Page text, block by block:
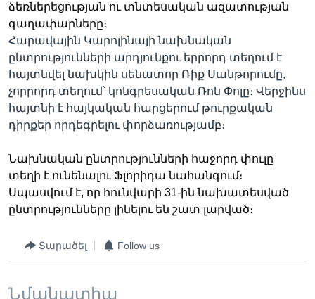
ձեռներեցության ու տնտեսական ազատության
գաղափարները։
Հարավային Կարոլինայի նախնական
ընտրությունների արդյունքու երրորդ տեղում է
հայտնվել նախկին սենատոր Ռիք Սանթորումը,
չորրորդ տեղում՝ կոնգրեսական Ռոն Փոլը։ Վերջինս
հայտնի է հայկական հարցերում թուրքական
դիրքեր որդեգրելու փորձառությամբ։
Նախնական ընտրությունների հաջորդ փուլը
տեղի է ունենալու Ֆլորիդա նահանգում։
Սպասվում է, որ հունվարի 31-ին նախատեսված
ընտրությունները լինելու են շատ լարված։
Տարածել Follow us
Նմանատիպ